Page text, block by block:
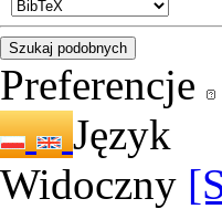
Preferencje
Język
Widoczny